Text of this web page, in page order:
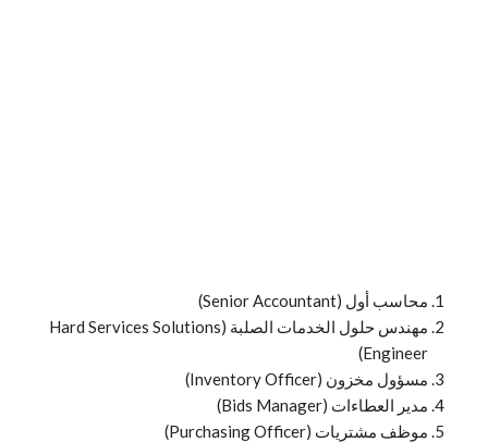
محاسب أول (Senior Accountant)
مهندس حلول الخدمات الصلبة (Hard Services Solutions
Engineer)
مسؤول مخزون (Inventory Officer)
مدير العطاءات (Bids Manager)
موظف مشتريات (Purchasing Officer)